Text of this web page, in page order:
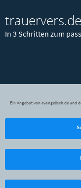
trauervers.de
In 3 Schritten zum
Ein Angebot von evangelisch.de und